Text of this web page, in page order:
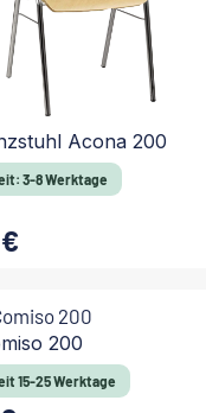
Acona 200
3-8 Werktage
In den Warenkorb
200
15-25 Werktage